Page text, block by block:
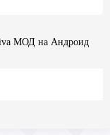
МОД на Андроид